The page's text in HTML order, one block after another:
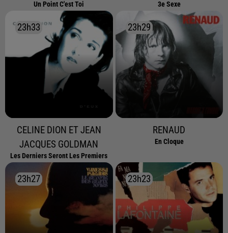
Un Point C'est Toi 3e Sexe
23h33
23h33
CELINE DION ET JEAN
JACQUES GOLDMAN
Les Derniers Seront Les Premiers
23h29
23h29
RENAUD
En Cloque
23h27
23h27 23h23
23h23